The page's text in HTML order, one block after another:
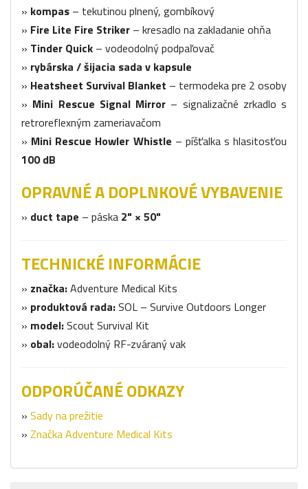
» kompas – tekutinou plnený, gombíkový
» Fire Lite Fire Striker – kresadlo na zakladanie ohňa
» Tinder Quick – vodeodolný podpaľovač
» rybárska / šijacia sada v kapsule
» Heatsheet Survival Blanket – termodeka pre 2 osoby
» Mini Rescue Signal Mirror – signalizačné zrkadlo s
retroreflexným zameriavačom
» Mini Rescue Howler Whistle – píšťalka s hlasitosťou
100 dB
OPRAVNÉ A DOPLNKOVÉ VYBAVENIE
» duct tape – páska 2" × 50"
TECHNICKÉ INFORMÁCIE
» značka:Adventure Medical Kits
» produktová rada:SOL – Survive Outdoors Longer
» model:Scout Survival Kit
» obal:vodeodolný RF-zváraný vak
ODPORÚČANÉ ODKAZY
» Sady na prežitie
» Značka Adventure Medical Kits